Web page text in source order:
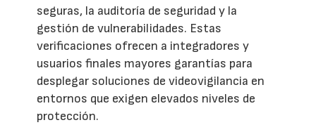
seguras, la auditoría de seguridad y la
gestión de vulnerabilidades. Estas
verificaciones ofrecen a integradores y
usuarios finales mayores garantías para
desplegar soluciones de videovigilancia en
entornos que exigen elevados niveles de
protección.